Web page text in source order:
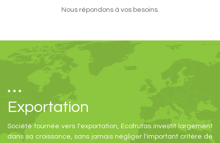
Nous répondons à vos besoins.
Exportation
Société tournée vers l'exportation, Ecofrutas investit largement
dans sa croissance, sans jamais négliger l'important critère de